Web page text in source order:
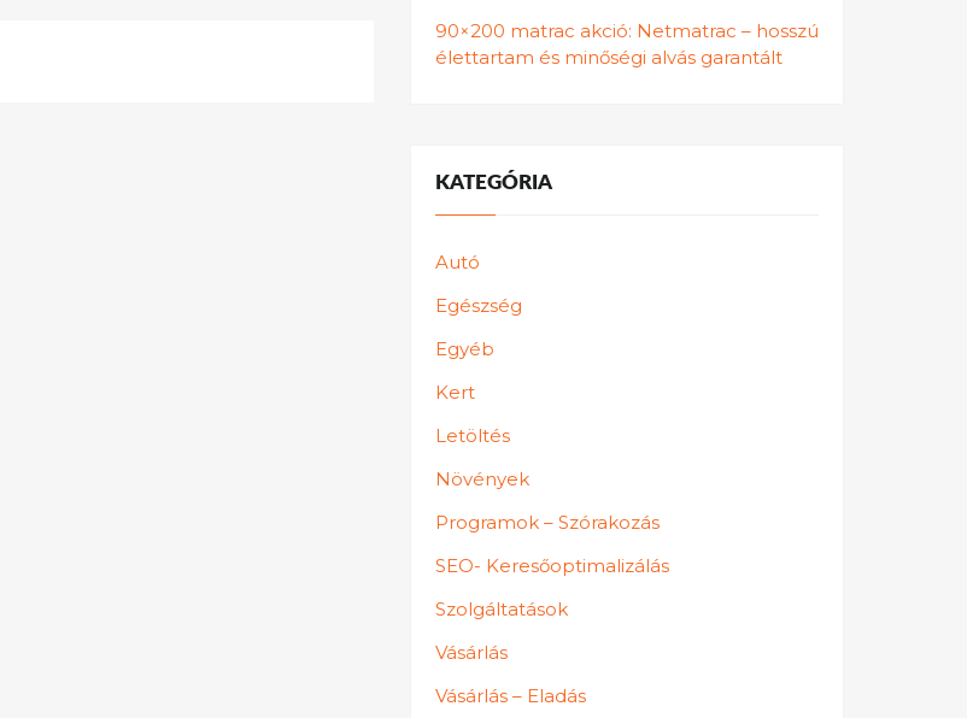
90×200 matrac akció: Netmatrac – hosszú
élettartam és minőségi alvás garantált
KATEGÓRIA
Autó
Egészség
Egyéb
Kert
Letöltés
Növények
Programok – Szórakozás
SEO- Keresőoptimalizálás
Szolgáltatások
Vásárlás
Vásárlás – Eladás